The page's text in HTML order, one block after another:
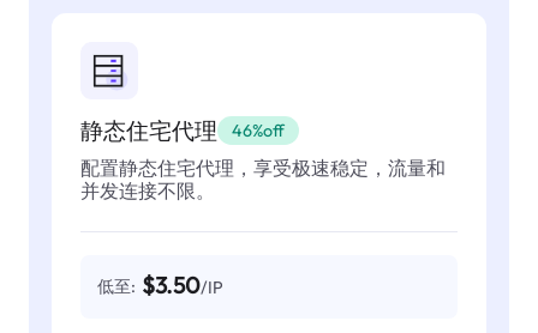
静态住宅代理 46%off
配置静态住宅代理，享受极速稳定，流量和
并发连接不限。
低至: $3.50/IP